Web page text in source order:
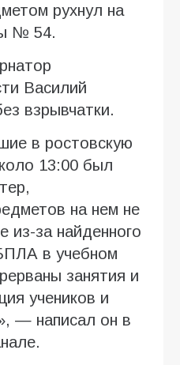
рухнул на
№ 54.
Василий
взрывчатки.
в ростовскую
13:00 был
на нем не
из-за найденного
в учебном
занятия и
учеников и
— написал он в